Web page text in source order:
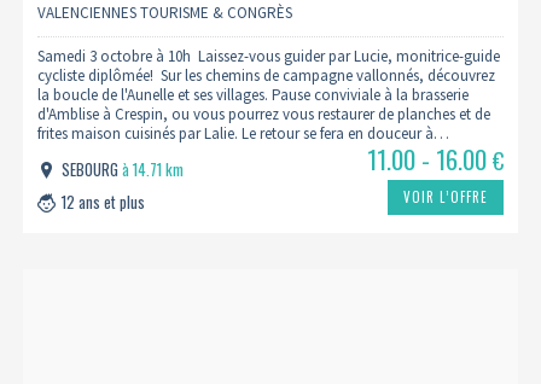
VALENCIENNES TOURISME & CONGRÈS
Samedi 3 octobre à 10h Laissez-vous guider par Lucie, monitrice-guide
cycliste diplômée! Sur les chemins de campagne vallonnés, découvrez
la boucle de l'Aunelle et ses villages. Pause conviviale à la brasserie
d'Amblise à Crespin, ou vous pourrez vous restaurer de planches et de
frites maison cuisinés par Lalie. Le retour se fera en douceur à…
SEBOURGà 14.71 km
12 ans et plus
11.00 - 16.00€
VOIR L’OFFRE